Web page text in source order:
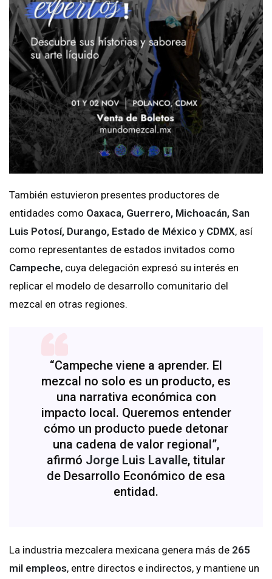
También estuvieron presentes productores de
entidades como Oaxaca, Guerrero, Michoacán, San
Luis Potosí, Durango, Estado de México y CDMX, así
como representantes de estados invitados como
Campeche, cuya delegación expresó su interés en
replicar el modelo de desarrollo comunitario del
mezcal en otras regiones.
“Campeche viene a aprender. El
mezcal no solo es un producto, es
una narrativa económica con
impacto local. Queremos entender
cómo un producto puede detonar
una cadena de valor regional”,
afirmó Jorge Luis Lavalle, titular
de Desarrollo Económico de esa
entidad.
La industria mezcalera mexicana genera más de 265
mil empleos, entre directos e indirectos, y mantiene un